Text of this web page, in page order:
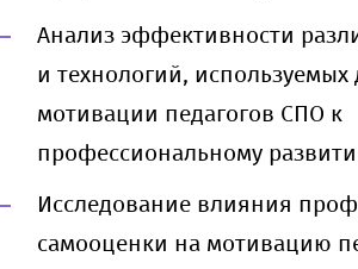
Анализ эффективности
и технологий,
мотивации педагогов СПО к
профессиональному
Исследование влияния
самооценки на мотивацию